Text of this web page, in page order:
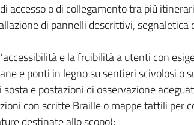
accesso o di collegamento tra più
di pannelli descrittivi, segnaletica
e la fruibilità a utenti con
e ponti in legno su sentieri scivolosi o
e postazioni di osservazione
con scritte Braille o mappe tattili per
destinate allo scopo);